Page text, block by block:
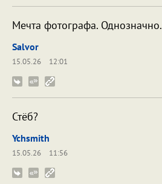
Мечта фотографа. Однозначно.
Salvor
15.05.26
12:01
Стёб?
Ychsmith
15.05.26
11:56